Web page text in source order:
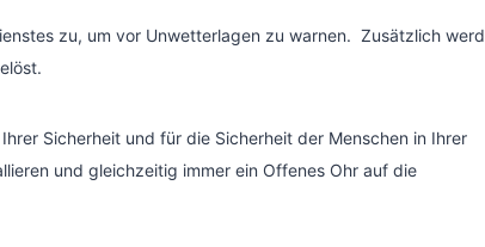
zu, um vor Unwetterlagen zu warnen. Zusätzlich
Sicherheit und für die Sicherheit der Menschen in Ihrer
und gleichzeitig immer ein Offenes Ohr auf die